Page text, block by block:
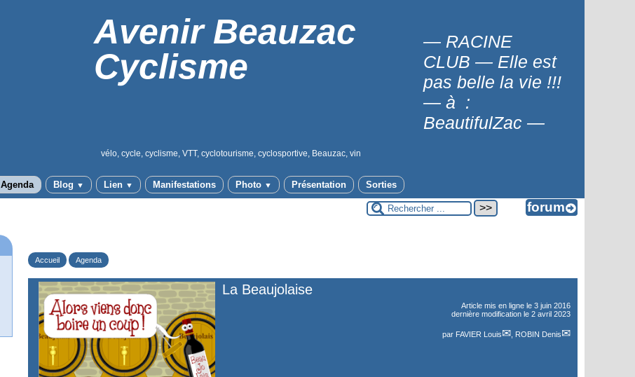
Avenir Beauzac
Cyclisme
— RACINE
CLUB — Elle est
pas belle la vie !!!
— à :
BeautifulZac —
vélo, cycle, cyclisme, VTT, cyclotourisme, cyclosportive, Beauzac, vin
Agenda Blog ▼ Lien ▼ Manifestations Photo ▼ Présentation Sorties
Accueil Agenda
La Beaujolaise
Article mis en ligne le 3 juin 2016
dernière modification le 2 avril 2023
par FAVIER Louis ROBIN Denis